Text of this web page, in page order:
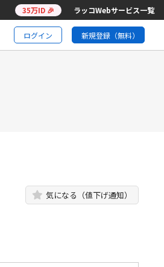
35万ID 🎉 ラッコWebサービス一覧
ログイン 新規登録（無料）
気になる（値下げ通知）